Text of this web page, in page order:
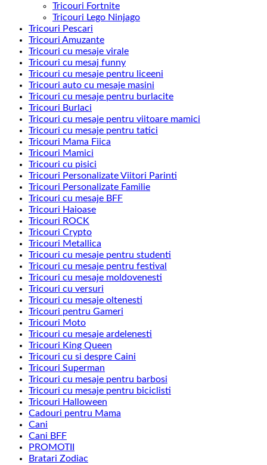
Tricouri Fortnite
Tricouri Lego Ninjago
Tricouri Pescari
Tricouri Amuzante
Tricouri cu mesaje virale
Tricouri cu mesaj funny
Tricouri cu mesaje pentru liceeni
Tricouri auto cu mesaje masini
Tricouri cu mesaje pentru burlacite
Tricouri Burlaci
Tricouri cu mesaje pentru viitoare mamici
Tricouri cu mesaje pentru tatici
Tricouri Mama Fiica
Tricouri Mamici
Tricouri cu pisici
Tricouri Personalizate Viitori Parinti
Tricouri Personalizate Familie
Tricouri cu mesaje BFF
Tricouri Haioase
Tricouri ROCK
Tricouri Crypto
Tricouri Metallica
Tricouri cu mesaje pentru studenti
Tricouri cu mesaje pentru festival
Tricouri cu mesaje moldovenesti
Tricouri cu versuri
Tricouri cu mesaje oltenesti
Tricouri pentru Gameri
Tricouri Moto
Tricouri cu mesaje ardelenesti
Tricouri King Queen
Tricouri cu si despre Caini
Tricouri Superman
Tricouri cu mesaje pentru barbosi
Tricouri cu mesaje pentru biciclisti
Tricouri Halloween
Cadouri pentru Mama
Cani
Cani BFF
PROMOTII
Bratari Zodiac